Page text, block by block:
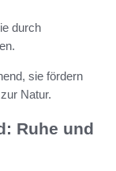
durch
sie fördern
Natur.
Ruhe und